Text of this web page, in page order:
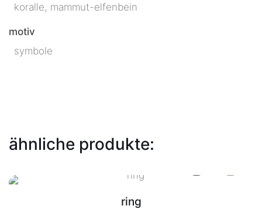
koralle, mammut-elfenbein
motiv
symbole
ähnliche produkte:
ring